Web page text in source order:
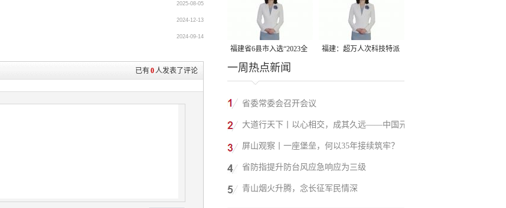
2025-08-05
2024-12-13
2024-09-14
已有0人发表了评论
福建省6县市入选“2023全
国县域发展潜力百强县”
福建：超万人次科技特派
一周热点新闻
省委常委会召开会议
大道行天下丨以心相交，成其久远——中国元
首外交的世界情怀与大国气派
屏山观察丨一座堡垒，何以35年接续筑牢？
省防指提升防台风应急响应为三级
青山烟火升腾，念长征军民情深